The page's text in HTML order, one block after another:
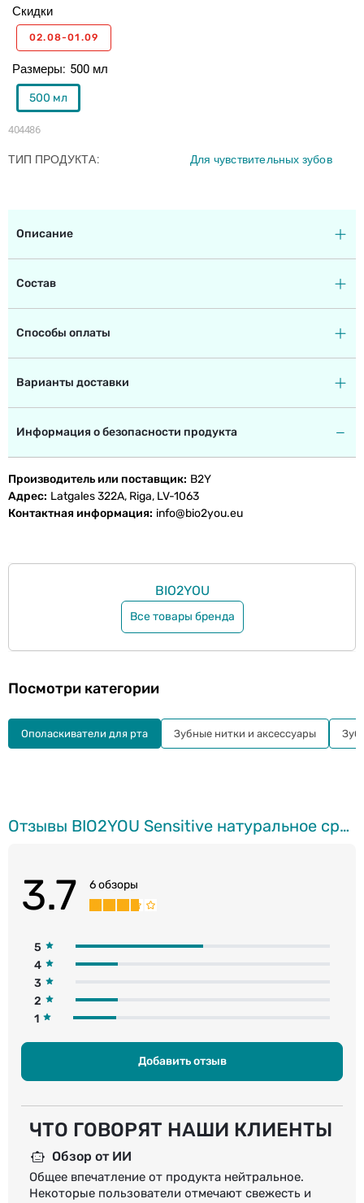
404486
Размеры 500 мл
500 мл
Скидки
02.08-01.09
ТИП ПРОДУКТА Для чувствительных зубов
Описание
Состав
Способы оплаты
Варианты доставки
Информация о безопасности продукта
Производитель или поставщик B2Y
Адрес Latgales 322A, Riga, LV-1063
Контактная информация info@bio2you.eu
BIO2YOU
Все товары бренда
Отзывы BIO2YOU Sensitive натуральное средство для ополаскивания рта, 500мл
3.7 6 обзоры
5
4
3
2
1
Добавить отзыв
ЧТО ГОВОРЯТ НАШИ КЛИЕНТЫ
Обзор от ИИ
Общее впечатление от продукта нейтральное.
Некоторые пользователи отмечают свежесть и
Посмотри категории
Ополаскиватели для рта Зубные нитки и аксессуары